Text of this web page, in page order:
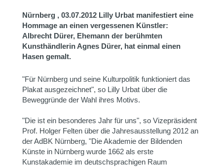
Nürnberg , 03.07.2012 Lilly Urbat manifestiert eine
Hommage an einen vergessenen Künstler:
Albrecht Dürer, Ehemann der berühmten
Kunsthändlerin Agnes Dürer, hat einmal einen
Hasen gemalt.
"Für Nürnberg und seine Kulturpolitik funktioniert das
Plakat ausgezeichnet", so Lilly Urbat über die
Beweggründe der Wahl ihres Motivs.
"Die ist ein besonderes Jahr für uns", so Vizepräsident
Prof. Holger Felten über die Jahresausstellung 2012 an
der AdBK Nürnberg, "Die Akademie der Bildenden
Künste in Nürnberg wurde 1662 als erste
Kunstakademie im deutschsprachigen Raum